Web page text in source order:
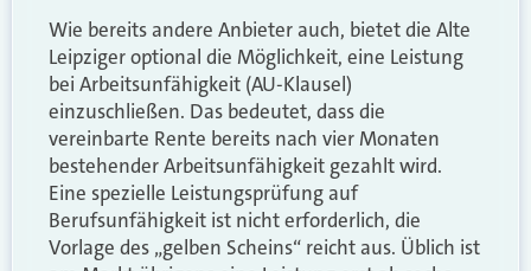
Wie bereits andere Anbieter auch, bietet die Alte
Leipziger optional die Möglichkeit, eine Leistung
bei Arbeitsunfähigkeit (AU-Klausel)
einzuschließen. Das bedeutet, dass die
vereinbarte Rente bereits nach vier Monaten
bestehender Arbeitsunfähigkeit gezahlt wird.
Eine spezielle Leistungsprüfung auf
Berufsunfähigkeit ist nicht erforderlich, die
Vorlage des „gelben Scheins“ reicht aus. Üblich ist